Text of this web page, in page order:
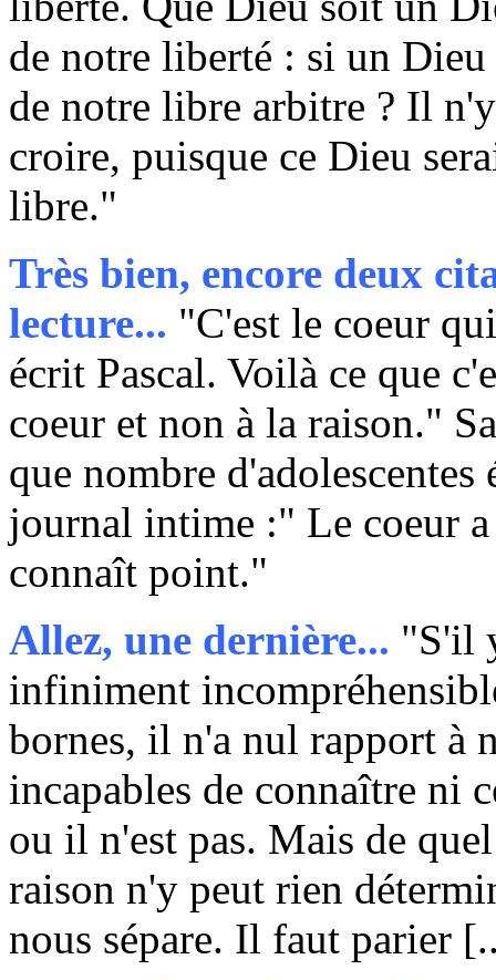
de notre liberté : si un
de notre libre arbitre ? Il
croire, puisque ce Dieu
libre."
Très bien, encore deux
lecture... "C'est le coeur
écrit Pascal. Voilà ce que
coeur et non à la raison."
que nombre
journal intime :" Le coeur a
connaît point."
Allez, une dernière... "S'il
infiniment
bornes, il n'a nul rapport à
incapables de connaître ni
ou il n'est pas. Mais de
raison n'y peut rien
nous sépare. Il faut parier